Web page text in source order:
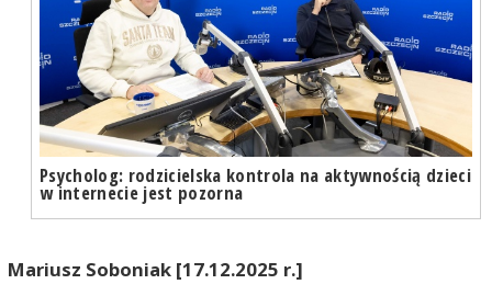
Psycholog: rodzicielska kontrola na aktywnością dzieci
w internecie jest pozorna
Mariusz Soboniak [17.12.2025 r.]